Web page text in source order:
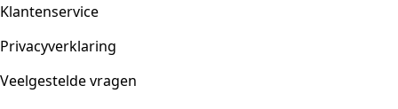
Klantenservice
Privacyverklaring
Veelgestelde vragen